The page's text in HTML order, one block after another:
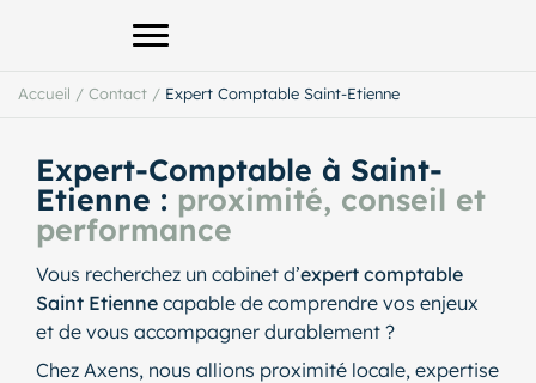
Afficher le menu principal
Accueil / Contact / Expert Comptable Saint-Etienne
Expert-Comptable à Saint-
Etienne : proximité, conseil et
performance
Vous recherchez un cabinet d’expert comptable
Saint Etienne capable de comprendre vos enjeux
et de vous accompagner durablement ?
Chez Axens, nous allions proximité locale, expertise